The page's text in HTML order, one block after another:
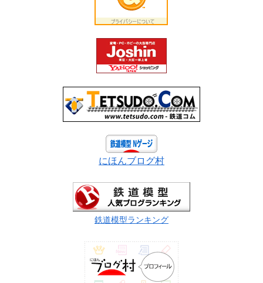
にほんブログ村
鉄道模型ランキング